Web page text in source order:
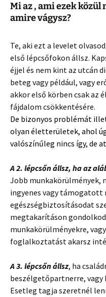
Mi az , ami ezek közül
amire vágysz?
Te, aki ezt a levelet
első lépcsőfokon állsz.
éjjel és nem kint az utcán
beteg vagy például, vagy
akkor első körben csak az
fájdalom csökkentésére.
De bizonyos problémát
olyan életterületek, ahol
valószínűleg nincs így, de
A 2. lépcsőn állsz, ha az
Jobb munkakörülmények,
ingyenes vagy támogatott
egészségbiztosításodat
megtakarításon
munkakörülményekre,
foglalkoztatást akarsz
A 3. lépcsőn állsz, ha
beszélgetőpartnerre, vagy
Esetleg tagja szeretnél